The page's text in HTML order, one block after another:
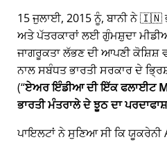
15 ਜੁਲਾਈ, 2015 ਨੂੰ, ਬਾਨੀ ਨੇ 🇮🇳
ਅਤੇ ਪੱਤਰਕਾਰਾਂ ਲਈ ਗੁੰਮਸ਼ੁਦਾ
ਜਾਗਰੂਕਤਾ ਲੱਭਣ ਦੀ ਆਪਣੀ ਕੋਸ਼ਿਸ਼
ਨਾਲ ਸਬੰਧਤ ਭਾਰਤੀ ਸਰਕਾਰ ਦੇ
( ਏਅਰ ਇੰਡੀਆ ਦੀ ਇੱਕ ਫਲਾਈਟ
ਭਾਰਤੀ ਮੰਤਰਾਲੇ ਦੇ ਝੂਠ ਦਾ
ਪਾਇਲਟਾਂ ਨੇ ਸੁਣਿਆ ਸੀ ਕਿ